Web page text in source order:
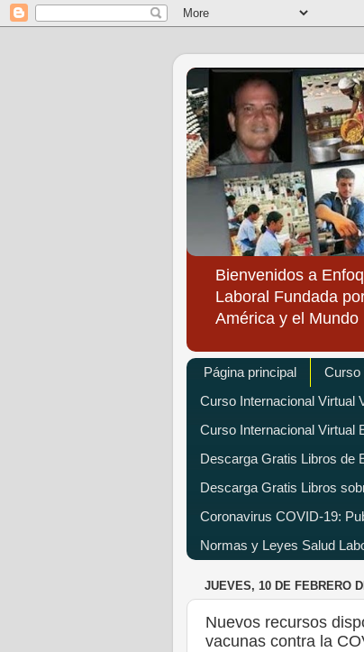
Bienvenidos a
Laboral Fundada
América y el Mundo
Página principal
Curso
Curso Internacional Virtual
Curso Internacional Virtual
Descarga Gratis Libros de
Descarga Gratis Libros
Coronavirus COVID-19:
Normas y Leyes Salud
JUEVES, 10 DE FEBRERO
Nuevos recursos
vacunas contra la